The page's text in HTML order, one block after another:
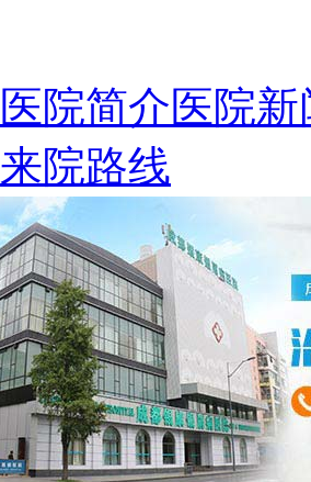
医院简介医院新
来院路线